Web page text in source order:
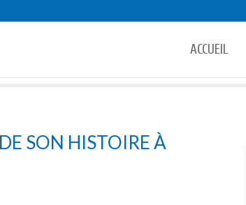
ACCUEIL
SON HISTOIRE À